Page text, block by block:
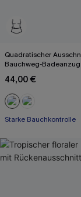
Quadratischer
Bauchweg-Badeanzug
44,00 €
Starke Bauchkontrolle